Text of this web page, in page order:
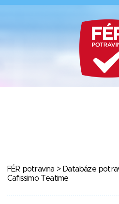
FÉR potravina > Databáze
Cafissimo Teatime